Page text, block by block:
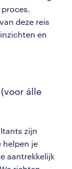
deze reis
en
álle
zijn
helpen je
aantrekkelijk